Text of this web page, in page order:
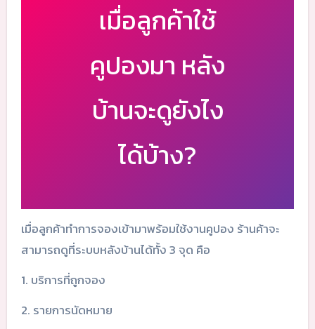
เมื่อลูกค้าใช้
คูปองมา หลัง
บ้านจะดูยังไง
ได้บ้าง?
เมื่อลูกค้าทำการจองเข้ามาพร้อมใช้งานคูปอง ร้านค้าจะ
สามารถดูที่ระบบหลังบ้านได้ทั้ง 3 จุด คือ
1. บริการที่ถูกจอง
2. รายการนัดหมาย